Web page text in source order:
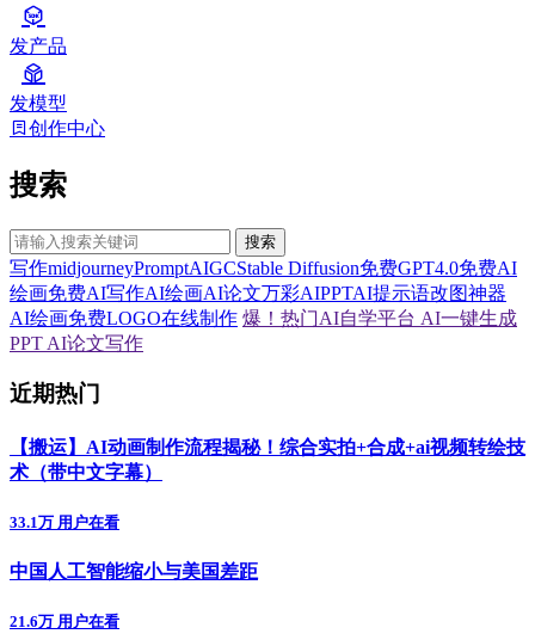
发产品
发模型
创作中心
搜索
搜索
写作midjourneyPromptAIGCStable Diffusion免费GPT4.0免费AI
绘画免费AI写作AI绘画AI论文万彩AIPPTAI提示语改图神器
AI绘画免费LOGO在线制作 爆！热门AI自学平台 AI一键生成
PPT AI论文写作
近期热门
【搬运】AI动画制作流程揭秘！综合实拍+合成+ai视频转绘技
术（带中文字幕）
33.1万 用户在看
中国人工智能缩小与美国差距
21.6万 用户在看